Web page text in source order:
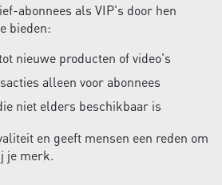
abonnees als VIP's door hen
bieden:
nieuwe producten of video's
alleen voor abonnees
niet elders beschikbaar is
en geeft mensen een reden om
je merk.